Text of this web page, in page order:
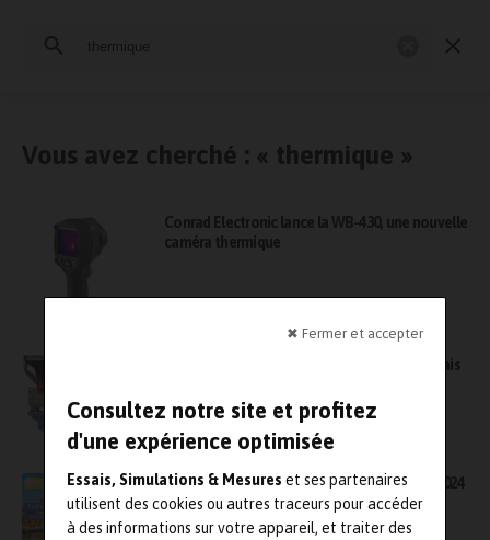
✖ Fermer et accepter
Consultez notre site et profitez
d'une expérience optimisée
Essais, Simulations & Mesures et ses partenaires
utilisent des cookies ou autres traceurs pour accéder
à des informations sur votre appareil, et traiter des
Vous avez cherché : « thermique »
Conrad Electronic lance la WB-430, une nouvelle
caméra thermique
Chez Influtherm, un couplage fort entre essais
Fiabilité / thermique : l’atelier Therminique 2024
de retour à Toulouse fin septembre